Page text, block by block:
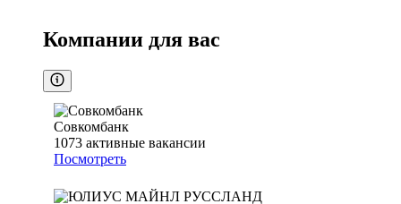
Компании для вас
Совкомбанк
1073 активные вакансии
Посмотреть